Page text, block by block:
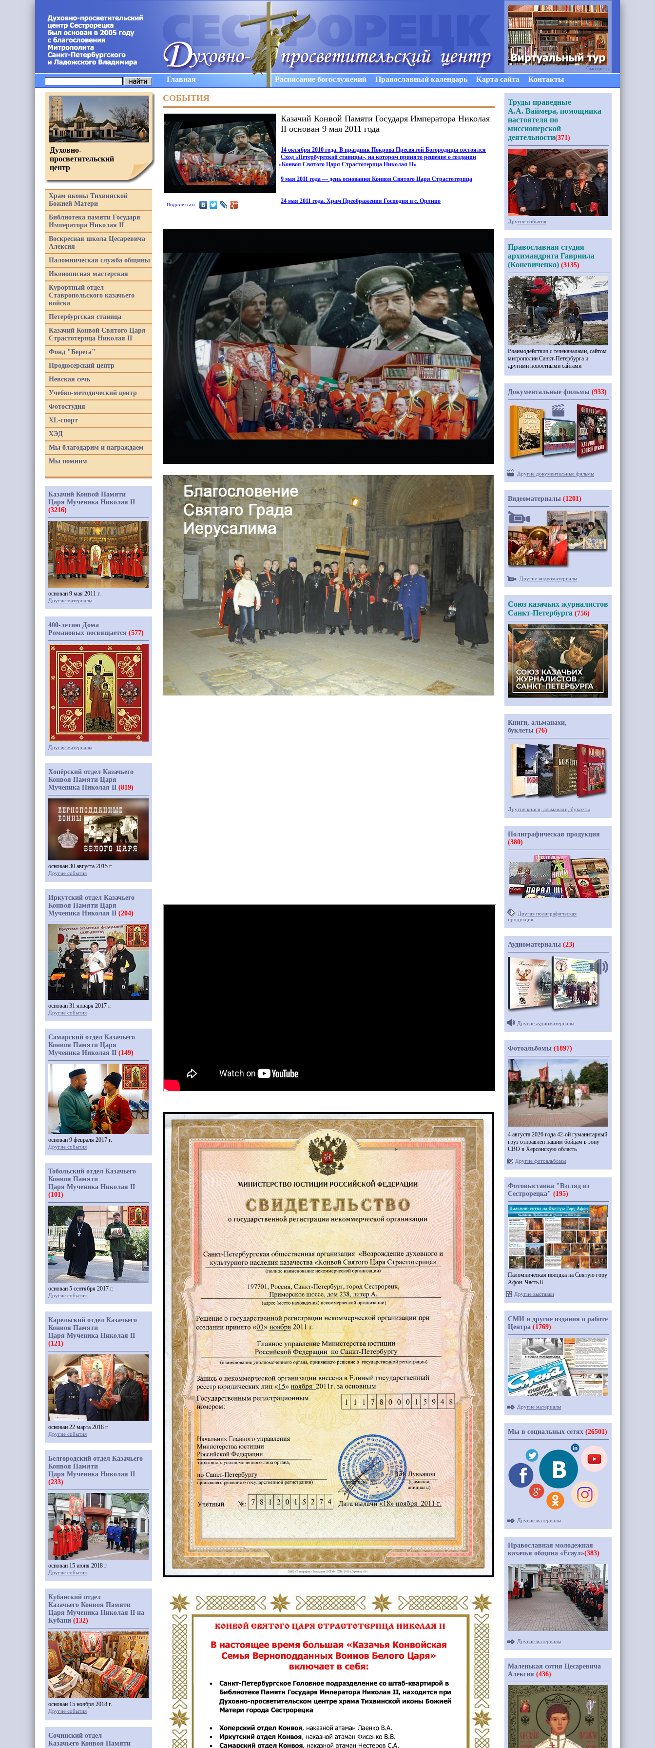
Главная Расписание богослужений Православный календарь Карта сайта Контакты
СОБЫТИЯ
Поделиться
Казачий Конвой Памяти Государя Императора Николая
II основан 9 мая 2011 года
14 октября 2010 года. В праздник Покрова Пресвятой Богородицы состоялся
Сход «Петербургской станицы», на котором принято решение о создании
«Конвоя Святого Царя Страстотерпца Николая II»
9 мая 2011 года — день основания Конвоя Святого Царя Страстотерпца
24 мая 2011 года. Храм Преображения Господня в с. Орлино
Духовно-
просветительский
центр
Храм иконы Тихвинской
Божией Матери
Библиотека памяти Государя
Императора Николая II
Воскресная школа Цесаревича
Алексия
Паломническая служба общины
Иконописная мастерская
Курортный отдел
Ставропольского казачьего
войска
Петербургская станица
Казачий Конвой Святого Царя
Страстотерпца Николая II
Фонд "Берега"
Продюсерский центр
Невская сечь
Учебно-методический центр
Фотостудия
XL-спорт
ХЭД
Мы благодарим и награждаем
Мы помним
Казачий Конвой Памяти
Царя Мученика Николая II
(3216)
основан 9 мая 2011 г.
Другие материалы
400-летию Дома
Романовых посвящается (577)
Другие материалы
Хопёрский отдел Казачьего
Конвоя Памяти Царя
Мученика Николая II (819)
основан 30 августа 2015 г.
Другие события
Иркутский отдел Казачьего
Конвоя Памяти Царя
Мученика Николая II (204)
основан 31 января 2017 г.
Другие события
Самарский отдел Казачьего
Конвоя Памяти Царя
Мученика Николая II (149)
основан 9 февраля 2017 г.
Другие события
Тобольский отдел Казачьего
Конвоя Памяти
Царя Мученика Николая II
(101)
основан 5 сентября 2017 г.
Другие события
Карельский отдел Казачьего
Конвоя Памяти
Царя Мученика Николая II
(121)
основан 22 марта 2018 г.
Другие события
Белгородский отдел Казачьего
Конвоя Памяти
Царя Мученика Николая II
(233)
основан 15 июня 2018 г.
Другие события
Кубанский отдел
Казачьего Конвоя Памяти
Царя Мученика Николая II на
Кубани (132)
основан 15 ноября 2018 г.
Другие события
Сочинский отдел
Казачьего Конвоя Памяти
Смотреть
Труды праведные
А.А. Ваймера, помощника
настоятеля по
миссионерской
деятельности(371)
Другие события
Православная студия
архимандрита Гавриила
(Коневиченко) (3135)
Взаимодействия с телеканалами, сайтом
митрополии Санкт-Петербурга и
другими новостными сайтами
Документальные фильмы (933)
Другие документальные фильмы
Видеоматериалы (1201)
Другие видеоматериалы
Союз казачьих журналистов
Санкт-Петербурга (756)
Книги, альманахи,
буклеты (76)
Другие книги, альманахи, буклеты
Полиграфическая продукция
(380)
Другая полиграфическая
продукция
Аудиоматериалы (23)
Другие аудиоматериалы
Фотоальбомы (1897)
4 августа 2026 года 42-ой гуманитарный
груз отправлен нашим бойцам в зону
СВО в Херсонскую область
Другие фотоальбомы
Фотовыставка "Взгляд из
Сестрорецка" (195)
Паломническая поездка на Святую гору
Афон. Часть 8
Другие выставки
СМИ и другие издания о работе
Центра (1769)
Другие материалы
Мы в социальных сетях (26501)
Другие материалы
Православная молодежная
казачья община «Есаул»(383)
Другие материалы
Маленькая сотня Цесаревича
Алексия (436)